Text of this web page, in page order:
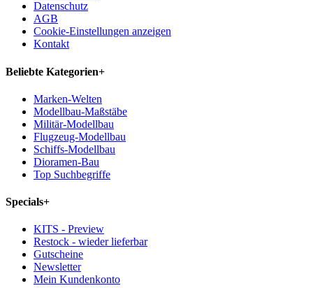
Datenschutz
AGB
Cookie-Einstellungen anzeigen
Kontakt
Beliebte Kategorien+
Marken-Welten
Modellbau-Maßstäbe
Militär-Modellbau
Flugzeug-Modellbau
Schiffs-Modellbau
Dioramen-Bau
Top Suchbegriffe
Specials+
KITS - Preview
Restock - wieder lieferbar
Gutscheine
Newsletter
Mein Kundenkonto